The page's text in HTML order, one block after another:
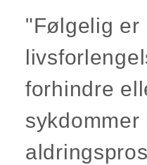
"Følgelig er
forhindre
sykdommer